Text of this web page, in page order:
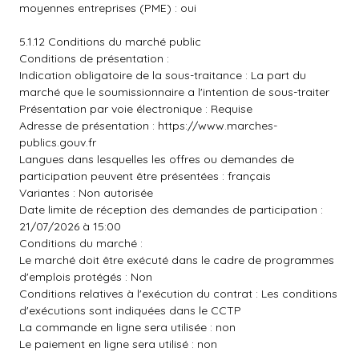
moyennes entreprises (PME) : oui
5.1.12 Conditions du marché public
Conditions de présentation :
Indication obligatoire de la sous-traitance : La part du
marché que le soumissionnaire a l'intention de sous-traiter
Présentation par voie électronique : Requise
Adresse de présentation : https://www.marches-
publics.gouv.fr
Langues dans lesquelles les offres ou demandes de
participation peuvent être présentées : français
Variantes : Non autorisée
Date limite de réception des demandes de participation :
21/07/2026 à 15:00
Conditions du marché :
Le marché doit être exécuté dans le cadre de programmes
d'emplois protégés : Non
Conditions relatives à l'exécution du contrat : Les conditions
d'exécutions sont indiquées dans le CCTP
La commande en ligne sera utilisée : non
Le paiement en ligne sera utilisé : non